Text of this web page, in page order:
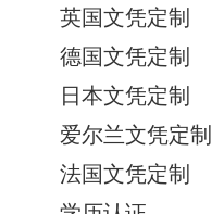
英国文凭定制
德国文凭定制
日本文凭定制
爱尔兰文凭定制
法国文凭定制